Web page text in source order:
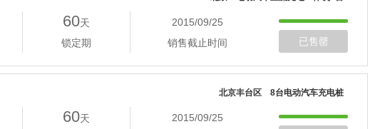
60天
锁定期
2015/09/25
销售截止时间
已售罄
北京丰台区 8台电动汽车充电桩
60天
2015/09/25